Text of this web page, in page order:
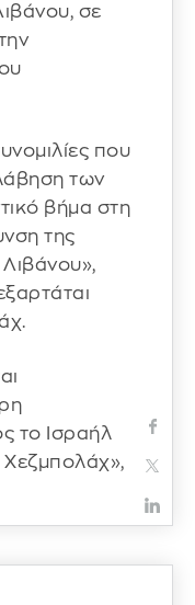
σε
που
των
βήμα στη
της
Λιβάνου»,
το Ισραήλ
Χεζμπολάχ»,